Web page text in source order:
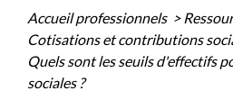
Accueil professionnels >
Cotisations et contributions
Quels sont les seuils d'effectifs
sociales ?